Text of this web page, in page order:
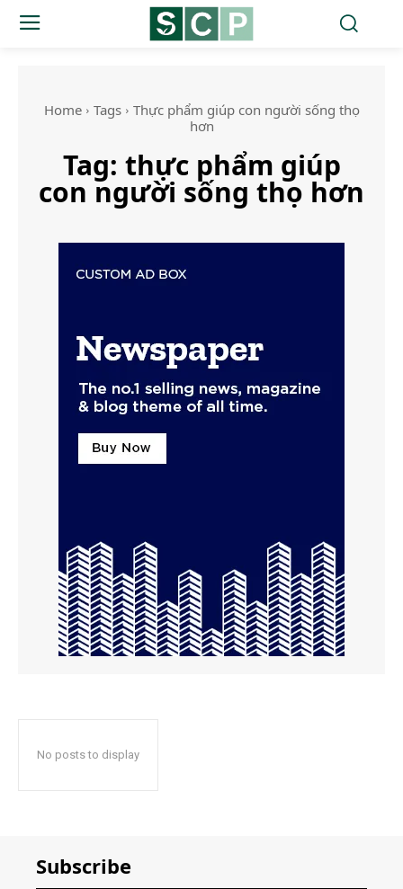
Home Tags
Thực phẩm giúp con người sống thọ
hơn
Tag: thực phẩm giúp
con người sống thọ hơn
No posts to display
Subscribe